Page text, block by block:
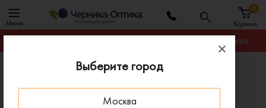
Выберите город
Москва
Меню Корзина
0
Гарантируем лучшую цену на любую оправу в Москве
Оправы для очков
Оправа SWING TR378, 193